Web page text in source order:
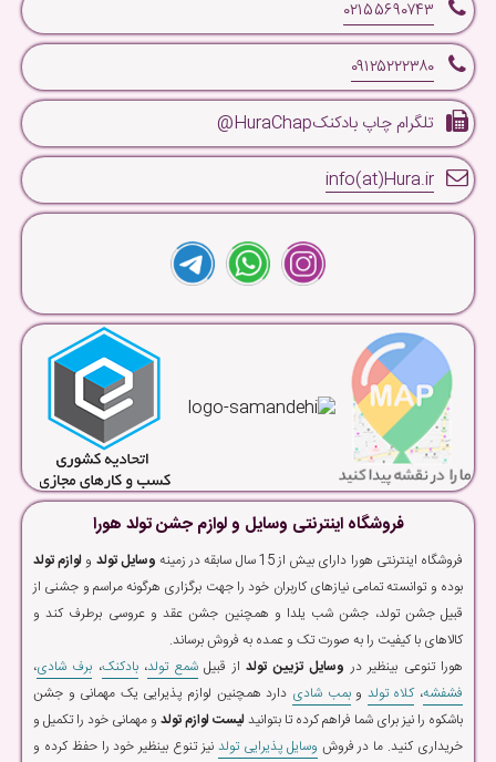
۰۲۱۵۵۶۹۰۷۴۳
۰۹۱۲۵۲۲۲۳۸۰
تلگرام چاپ بادکنکHuraChap@
info(at)Hura.ir
فروشگاه اینترنتی وسایل و لوازم جشن تولد هورا
فروشگاه اینترنتی هورا دارای بیش از 15 سال سابقه در زمینه وسایل تولد و لوازم تولد
بوده و توانسته تمامی نیازهای کاربران خود را جهت برگزاری هرگونه مراسم و جشنی از
قبیل جشن تولد، جشن شب یلدا و همچنین جشن عقد و عروسی برطرف کند و
کالاهای با کیفیت را به صورت تک و عمده به فروش برساند.
هورا تنوعی بینظیر در وسایل تزیین تولداز قبیلشمع تولد،بادکنک، برف شادی،
فشفشه،کلاه تولد وبمب شادی دارد همچنین لوازم پذیرایی یک مهمانی و جشن
باشکوه را نیز برای شما فراهم کرده تا بتوانیدلیست لوازم تولد و مهمانی خود را تکمیل و
خریداری کنید. ما در فروش وسایل پذیرایی تولد نیز تنوع بینظیر خود را حفظ کرده و